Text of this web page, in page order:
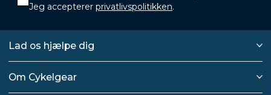
Jeg accepterer privatlivspolitikken.
Lad os hjælpe dig
Om Cykelgear